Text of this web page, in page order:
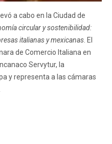
a cabo en la Ciudad de
circular y sostenibilidad:
italianas y mexicanas . El
de Comercio Italiana en
Servytur, la
y representa a las cámaras